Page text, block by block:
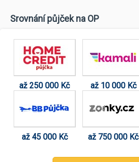
Srovnání půjček na OP
až 250 000 Kč až 10 000 Kč
až 45 000 Kč až 750 000 Kč